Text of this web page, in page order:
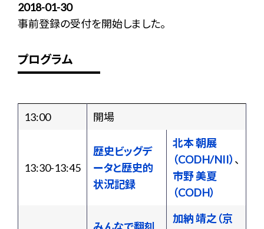
2018-01-30
事前登録の受付を開始しました。
プログラム
13:00 開場
13:30-13:45
歴史ビッグデ
ータと歴史的
状況記録
北本 朝展
（CODH/NII） 、
市野 美夏
（CODH）
加納 靖之（京